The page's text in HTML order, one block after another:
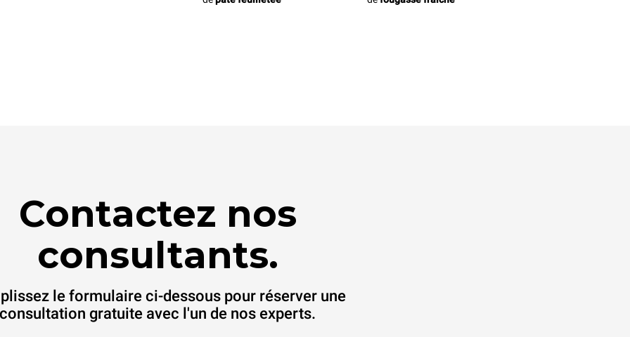
Contactez nos
consultants.
le formulaire ci-dessous pour réserver une
consultation gratuite avec l'un de nos experts.